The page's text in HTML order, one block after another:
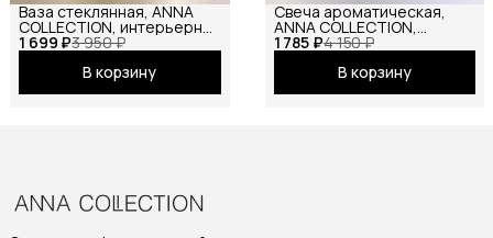
1 699 ₽3 950 ₽
Ваза стеклянная, ANNA
COLLECTION, интерьерная
для цветов, сухоцветов,
рифленая, большая
В корзину
1 785 ₽4 150 ₽
Свеча ароматическая,
ANNA COLLECTION,
мраморная,
декоративная, для дома и
офиса, соевая, в подарок
В корзину